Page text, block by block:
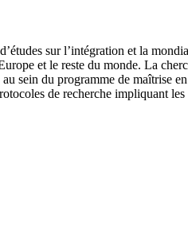
sur l’intégration et la
et le reste du monde. La
sein du programme de
de recherche impliquant